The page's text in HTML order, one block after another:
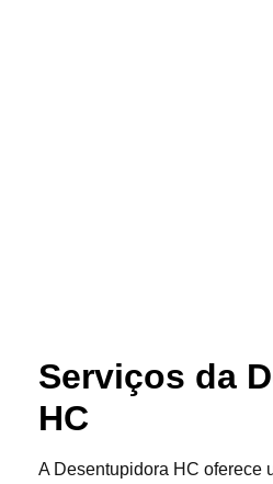
Serviços da
HC
A Desentupidora HC oferece